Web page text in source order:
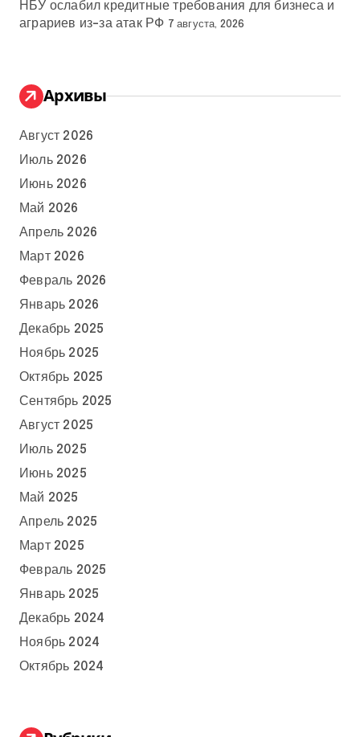
НБУ ослабил кредитные требования для бизнеса и
аграриев из-за атак РФ 7 августа, 2026
Архивы
Август 2026
Июль 2026
Июнь 2026
Май 2026
Апрель 2026
Март 2026
Февраль 2026
Январь 2026
Декабрь 2025
Ноябрь 2025
Октябрь 2025
Сентябрь 2025
Август 2025
Июль 2025
Июнь 2025
Май 2025
Апрель 2025
Март 2025
Февраль 2025
Январь 2025
Декабрь 2024
Ноябрь 2024
Октябрь 2024